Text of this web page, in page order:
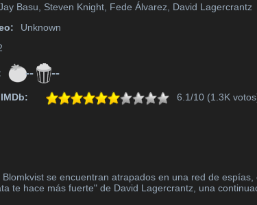
Basu, Steven Knight, Fede Álvarez, David Lagercrantz
Unknown
-- --
6.1/10 (1.3K
se encuentran atrapados en una red de
te hace más fuerte" de David Lagercrantz, una